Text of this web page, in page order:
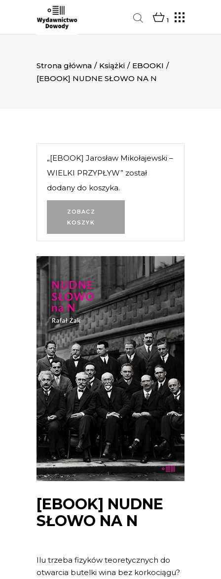
1
Strona główna / Książki / EBOOKI /
[EBOOK] NUDNE SŁOWO NA N
ZOBACZ
KOSZYK
„[EBOOK] Jarosław Mikołajewski –
WIELKI PRZYPŁYW” został
dodany do koszyka.
[EBOOK] NUDNE
SŁOWO NA N
Ilu trzeba fizyków teoretycznych do
otwarcia butelki wina bez korkociągu?